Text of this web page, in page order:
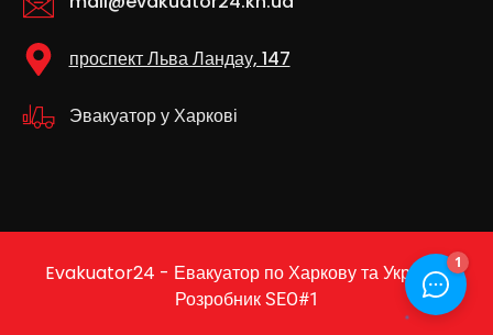
проспект Льва Ландау, 147
Эвакуатор у Харкові
Evakuator24 - Евакуатор по Харкову та Україні |
Розробник SEO#1